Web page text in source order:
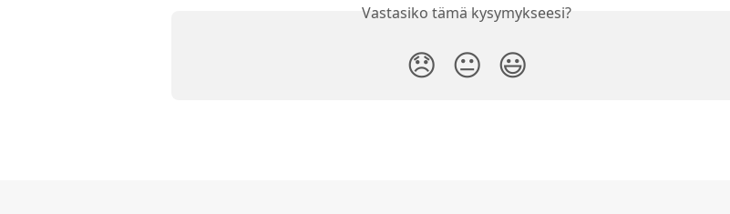
Vastasiko tämä kysymykseesi?
😞 😐 😃